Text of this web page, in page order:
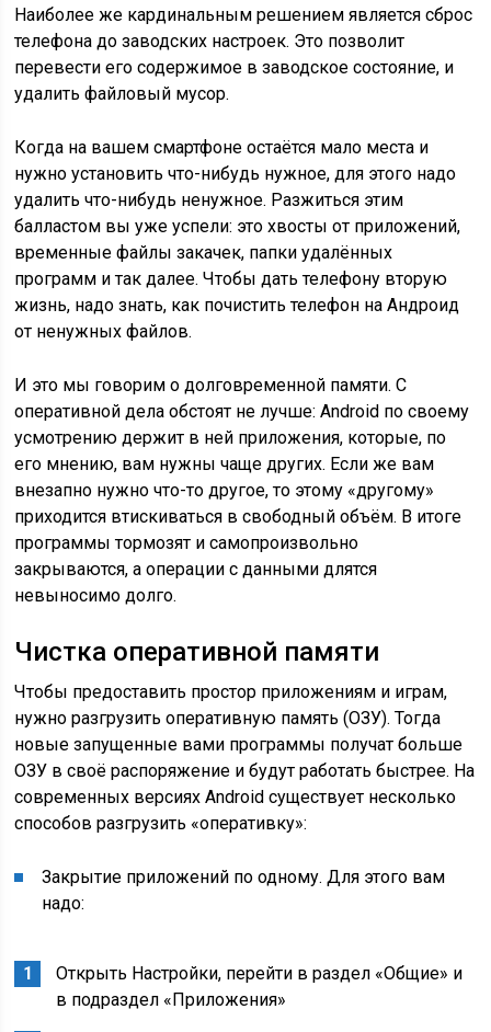
Наиболее же кардинальным решением является сброс
телефона до заводских настроек. Это позволит
перевести его содержимое в заводское состояние, и
удалить файловый мусор.
Когда на вашем смартфоне остаётся мало места и
нужно установить что-нибудь нужное, для этого надо
удалить что-нибудь ненужное. Разжиться этим
балластом вы уже успели: это хвосты от приложений,
временные файлы закачек, папки удалённых
программ и так далее. Чтобы дать телефону вторую
жизнь, надо знать, как почистить телефон на Андроид
от ненужных файлов.
И это мы говорим о долговременной памяти. С
оперативной дела обстоят не лучше: Android по своему
усмотрению держит в ней приложения, которые, по
его мнению, вам нужны чаще других. Если же вам
внезапно нужно что-то другое, то этому «другому»
приходится втискиваться в свободный объём. В итоге
программы тормозят и самопроизвольно
закрываются, а операции с данными длятся
невыносимо долго.
Чистка оперативной памяти
Чтобы предоставить простор приложениям и играм,
нужно разгрузить оперативную память (ОЗУ). Тогда
новые запущенные вами программы получат больше
ОЗУ в своё распоряжение и будут работать быстрее. На
современных версиях Android существует несколько
способов разгрузить «оперативку»:
Закрытие приложений по одному. Для этого вам
надо:
Открыть Настройки, перейти в раздел «Общие» и
в подраздел «Приложения»